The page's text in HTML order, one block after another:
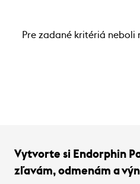
Pre zadané kritériá neboli
Vytvorte si Endorphin
zľavám, odmenám a